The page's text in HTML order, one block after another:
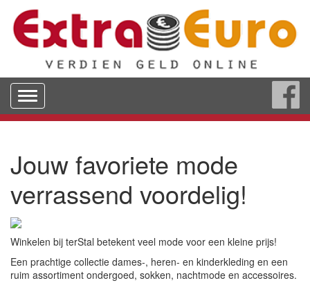
Toggle
navigation
Jouw favoriete mode
verrassend voordelig!
Winkelen bij terStal betekent veel mode voor een kleine prijs!
Een prachtige collectie dames-, heren- en kinderkleding en een
ruim assortiment ondergoed, sokken, nachtmode en accessoires.